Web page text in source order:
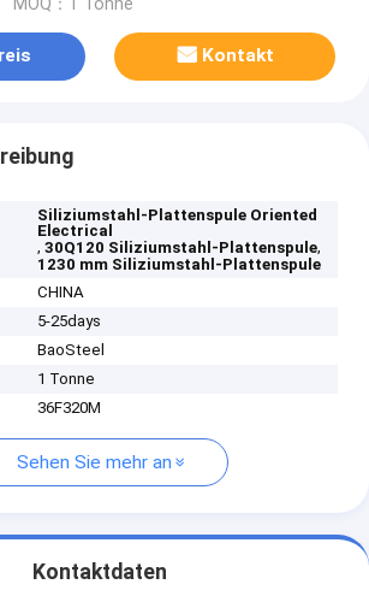
Kontakt
Siliziumstahl-Plattenspule Oriented
Electrical
,30Q120 Siliziumstahl-Plattenspule,
1230 mm Siliziumstahl-Plattenspule
CHINA
5-25days
BaoSteel
1 Tonne
36F320M
Sehen Sie mehr an
Kontaktdaten